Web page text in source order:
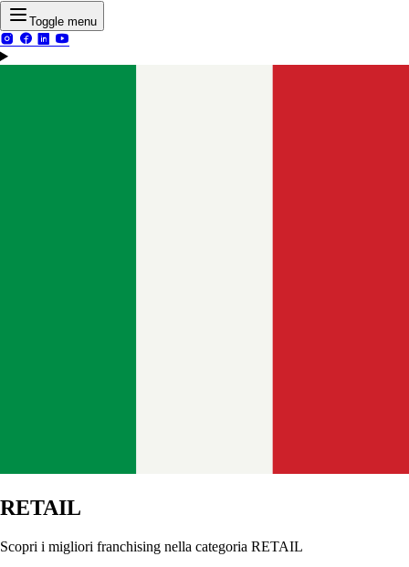
Toggle menu
RETAIL
Scopri i migliori franchising nella categoria RETAIL